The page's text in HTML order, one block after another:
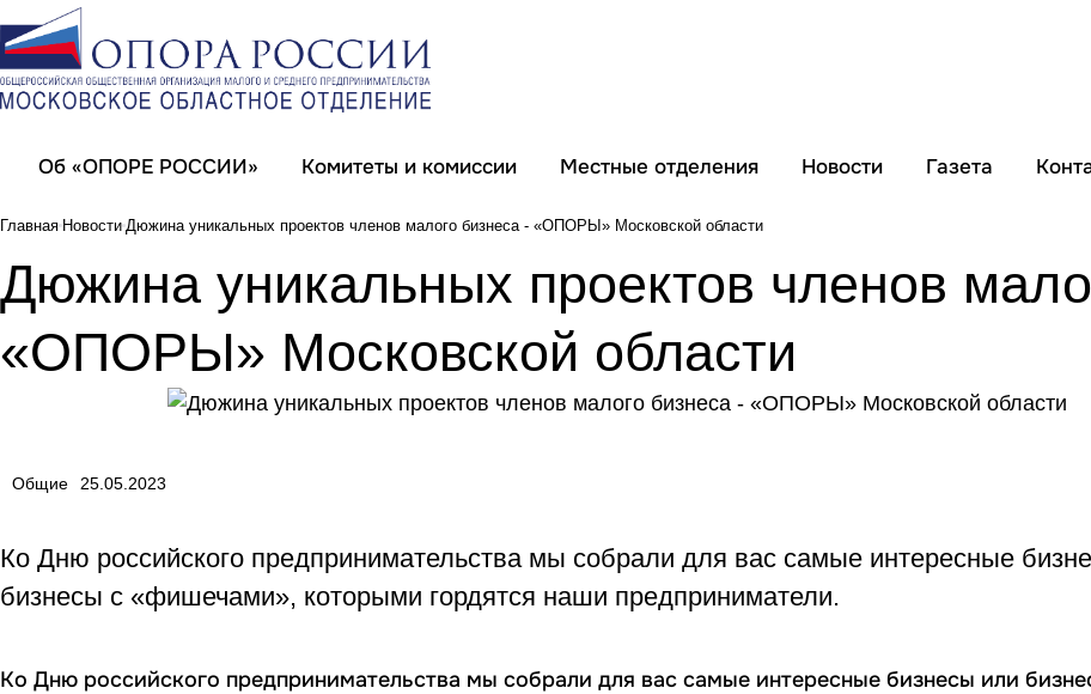
Об «ОПОРЕ РОССИИ» Комитеты и комиссии Местные отделения Новости Газета
Главная Новости Дюжина уникальных проектов членов малого бизнеса - «ОПОРЫ» Московской области
Дюжина уникальных проектов членов
«ОПОРЫ» Московской области
Общие 25.05.2023
Ко Дню российского предпринимательства мы собрали для вас самые интересные
бизнесы с «фишечами», которыми гордятся наши предприниматели.
Ко Дню российского предпринимательства мы собрали для вас самые интересные бизнесы или